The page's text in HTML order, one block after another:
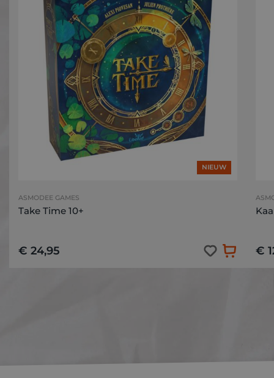
NIEUW
ASMODEE GAMES
Take Time 10+
€ 24,95 €